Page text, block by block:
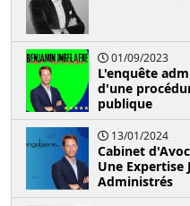
01/09/2023
L'enquête
d'une
publique
13/01/2024
Cabinet
Une Expertise
Administrés